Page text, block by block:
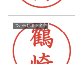
つから始まる名字